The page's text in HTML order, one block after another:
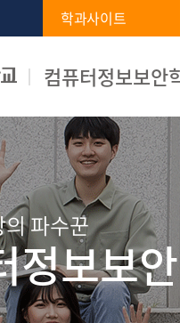
학과사이트
컴퓨터정보보안
파수꾼
정보보